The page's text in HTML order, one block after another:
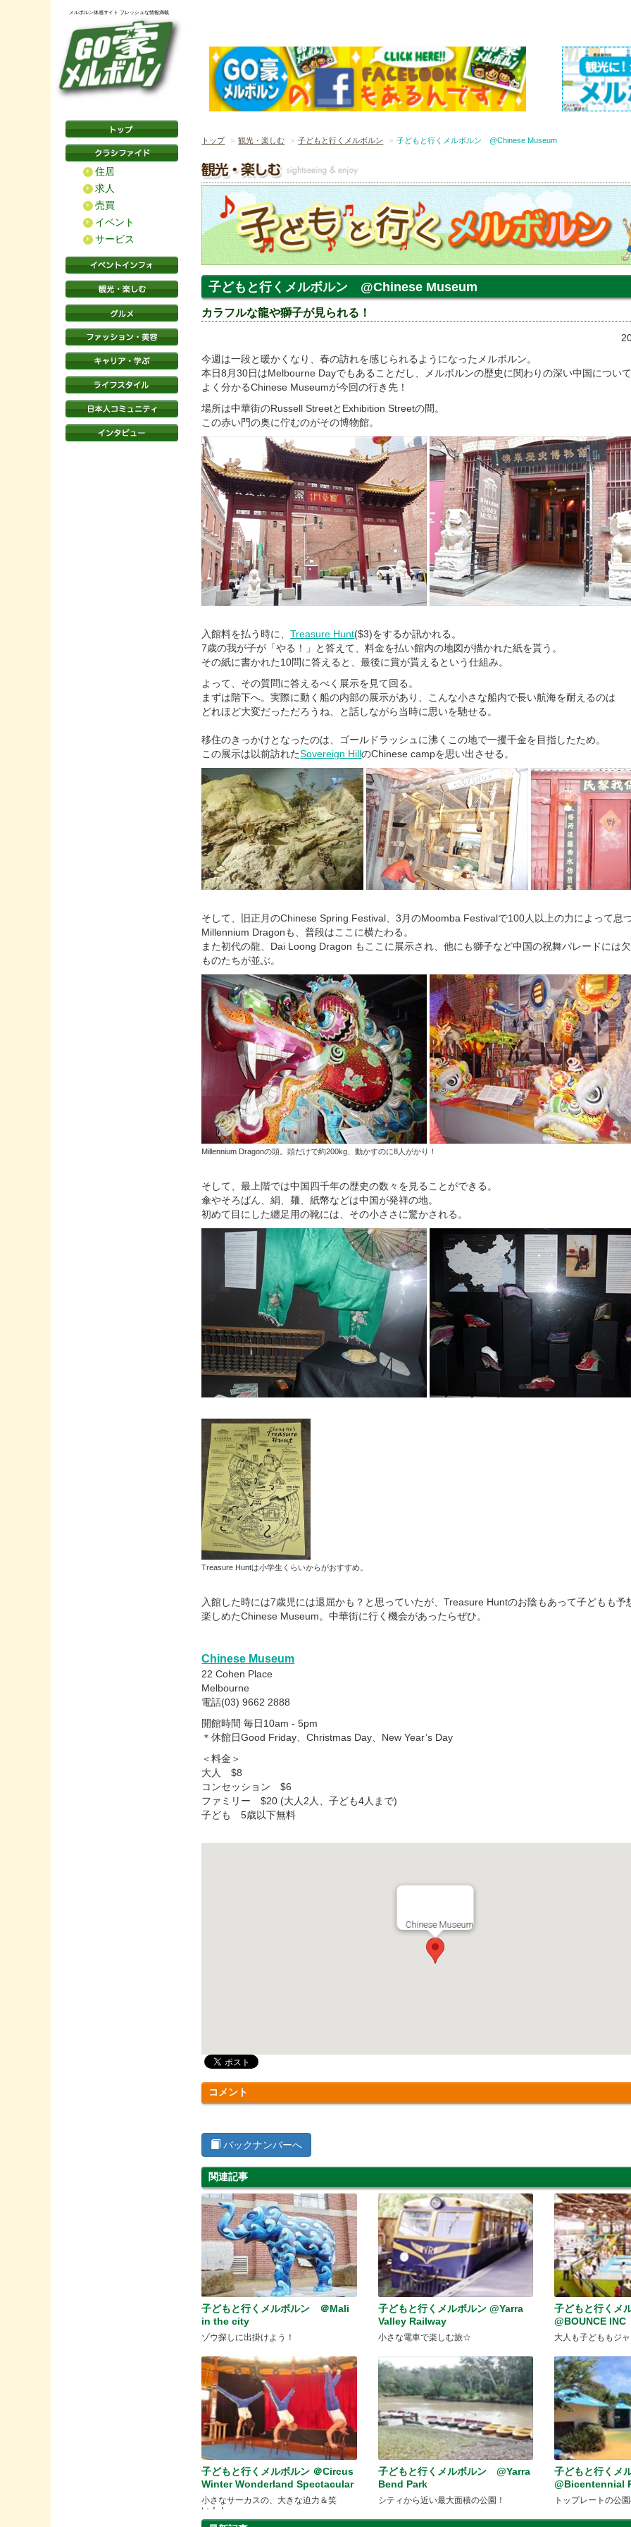
メルボルン体感サイト フレッシュな情報満載
住居
求人
売買
イベント
サービス
トップ 観光・楽しむ 子どもと行くメルボルン 子どもと行くメルボルン @Chinese Museum
子どもと行くメルボルン @Chinese Museum
カラフルな龍や獅子が見られる！
今週は一段と暖かくなり、春の訪れを感じられるようになったメルボルン。
本日8月30日はMelbourne Dayでもあることだし、メルボルンの歴史に関わりの深い中国について
よく分かるChinese Museumが今回の行き先！
場所は中華街のRussell StreetとExhibition Streetの間。
この赤い門の奥に佇むのがその博物館。
入館料を払う時に、Treasure Hunt($3)をするか訊かれる。
7歳の我が子が「やる！」と答えて、料金を払い館内の地図が描かれた紙を貰う。
その紙に書かれた10問に答えると、最後に賞が貰えるという仕組み。
よって、その質問に答えるべく展示を見て回る。
まずは階下へ。実際に動く船の内部の展示があり、こんな小さな船内で長い航海を耐えるのは
どれほど大変だっただろうね、と話しながら当時に思いを馳せる。
移住のきっかけとなったのは、ゴールドラッシュに沸くこの地で一攫千金を目指したため。
この展示は以前訪れたSovereign HillのChinese campを思い出させる。
そして、旧正月のChinese Spring Festival、3月のMoomba Festivalで100人以上の力によって息
Millennium Dragonも、普段はここに横たわる。
また初代の龍、Dai Loong Dragon もここに展示され、他にも獅子など中国の祝舞パレードには
ものたちが並ぶ。
Millennium Dragonの頭。頭だけで約200kg、動かすのに8人がかり！
そして、最上階では中国四千年の歴史の数々を見ることができる。
傘やそろばん、絹、麺、紙幣などは中国が発祥の地。
初めて目にした纏足用の靴には、その小ささに驚かされる。
Treasure Huntは小学生くらいからがおすすめ。
入館した時には7歳児には退屈かも？と思っていたが、Treasure Huntのお陰もあって子どもも予
楽しめたChinese Museum。中華街に行く機会があったらぜひ。
Chinese Museum
22 Cohen Place
Melbourne
電話(03) 9662 2888
開館時間 毎日10am - 5pm
＊休館日Good Friday、Christmas Day、New Year’s Day
＜料金＞
大人 $8
コンセッション $6
ファミリー $20 (大人2人、子ども4人まで)
子ども 5歳以下無料
Chinese Museum
コメント
バックナンバーへ
関連記事
子どもと行くメルボルン ＠Mali
in the city
ゾウ探しに出掛けよう！
子どもと行くメルボルン @Yarra
Valley Railway
小さな電車で楽しむ旅☆
子どもと行くメ
@BOUNCE INC
大人も子どももジャ
子どもと行くメルボルン ＠Circus
Winter Wonderland Spectacular
小さなサーカスの、大きな迫力＆笑
い！！
子どもと行くメルボルン @Yarra
Bend Park
シティから近い最大面積の公園！
子どもと行くメ
@Bicentennial
トップレートの公